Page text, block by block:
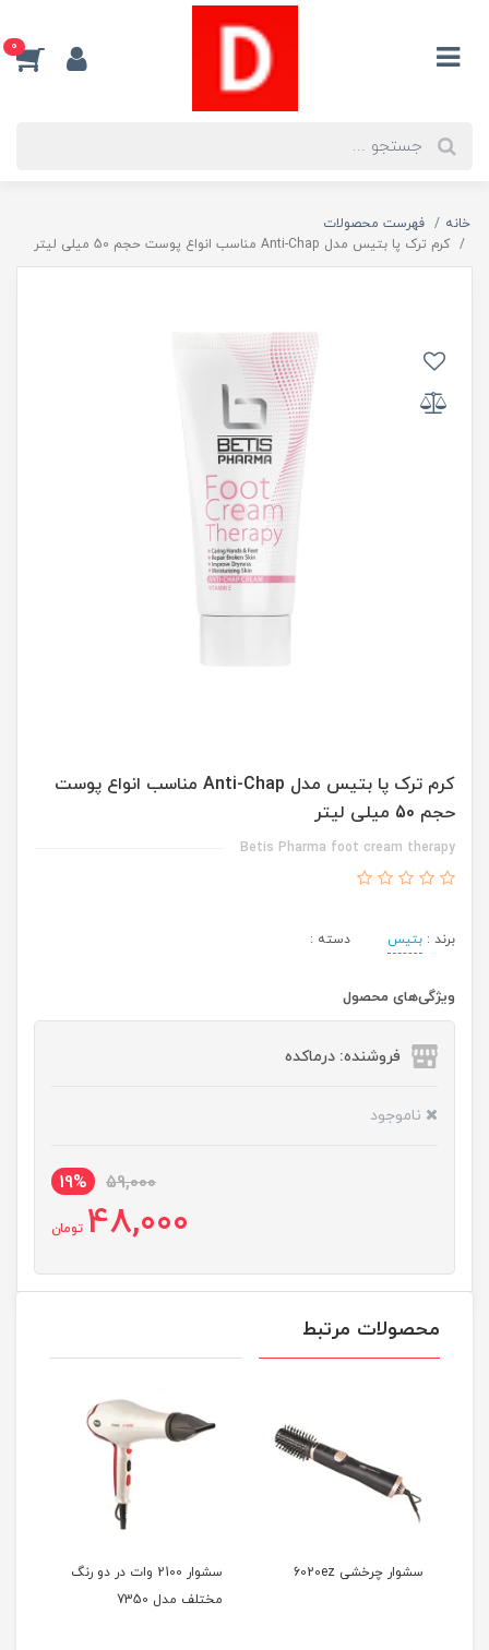
0
خانه
فهرست محصولات
کرم ترک پا بتيس مدل Anti-Chap مناسب انواع پوست حجم 50 ميلی ليتر
کرم ترک پا بتيس مدل Anti-Chap مناسب انواع پوست
حجم 50 ميلی ليتر
Betis Pharma foot cream therapy
برند : بتیس دسته :
ویژگی‌های محصول
فروشنده: درماکده
ناموجود
59,000
19%
48,000 تومان
محصولات مرتبط
سشوار چرخشی 6020ez
سشوار 2100 وات در دو رنگ
مختلف مدل 7350